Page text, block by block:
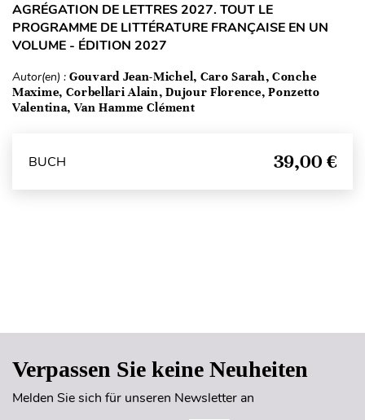
AGRÉGATION DE LETTRES 2027. TOUT LE
PROGRAMME DE LITTÉRATURE FRANÇAISE EN UN
VOLUME - ÉDITION 2027
Autor(en) : Gouvard Jean-Michel, Caro Sarah, Conche
Maxime, Corbellari Alain, Dujour Florence, Ponzetto
Valentina, Van Hamme Clément
BUCH 39,00 €
Verpassen Sie keine Neuheiten
Melden Sie sich für unseren Newsletter an